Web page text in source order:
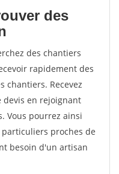
des
des chantiers
rapidement des
chantiers. Recevez
devis en rejoignant
Vous pourrez ainsi
proches de
besoin d'un artisan